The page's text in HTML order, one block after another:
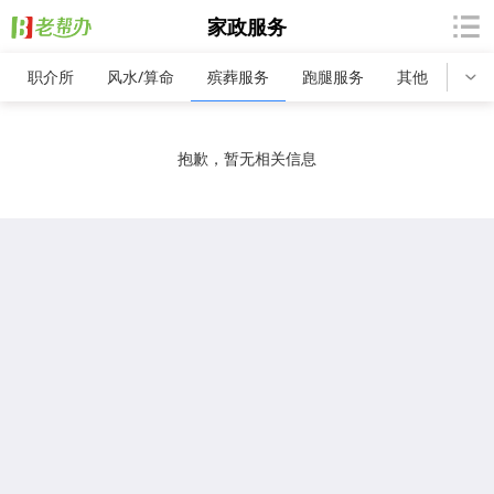
家政服务
职介所 风水/算命 殡葬服务 跑腿服务 其他
抱歉，暂无相关信息